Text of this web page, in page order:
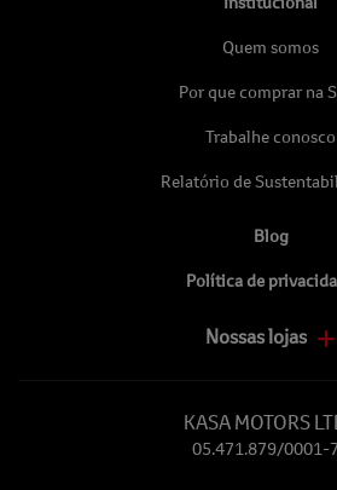
Quem somos
Por que comprar na
Trabalhe conosco
Relatório de
Blog
Política de
Nossas lojas
KASA MOTORS
05.471.879/0001-